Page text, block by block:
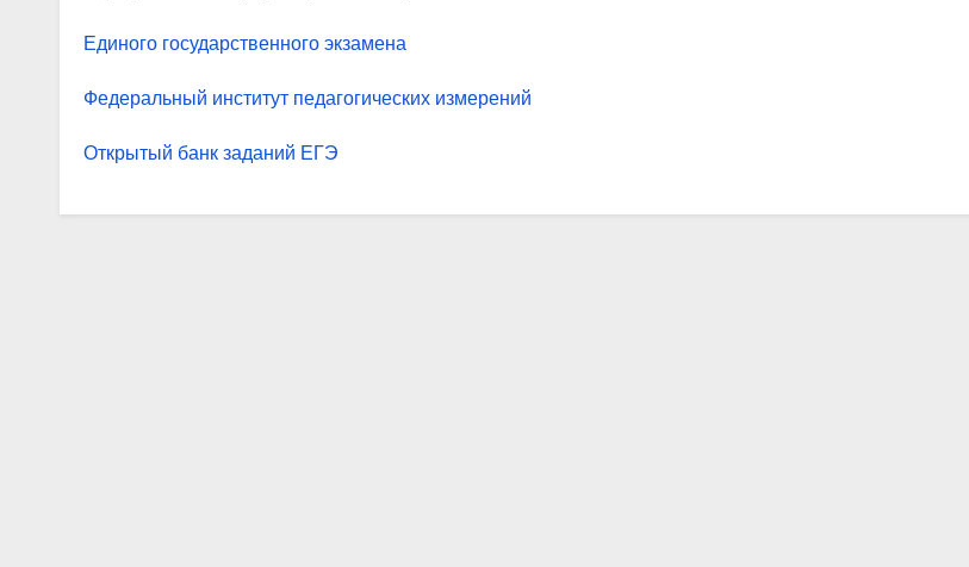
Единого государственного экзамена
Федеральный институт педагогических измерений
Открытый банк заданий ЕГЭ